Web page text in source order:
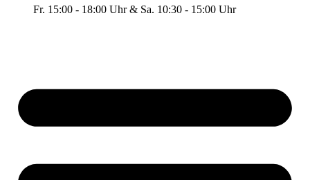
Fr. 15:00 - 18:00 Uhr & Sa. 10:30 - 15:00 Uhr